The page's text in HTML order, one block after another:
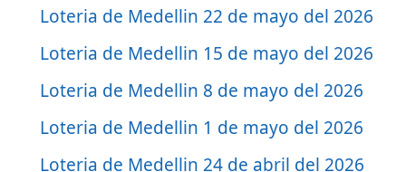
Loteria de Medellin 22 de mayo del 2026
Loteria de Medellin 15 de mayo del 2026
Loteria de Medellin 8 de mayo del 2026
Loteria de Medellin 1 de mayo del 2026
Loteria de Medellin 24 de abril del 2026